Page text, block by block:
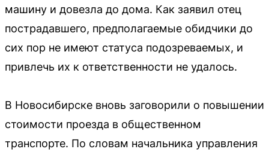
машину и довезла до дома. Как заявил отец
пострадавшего, предполагаемые обидчики до
сих пор не имеют статуса подозреваемых, и
привлечь их к ответственности не удалось.
В Новосибирске вновь заговорили о повышении
стоимости проезда в общественном
транспорте. По словам начальника управления